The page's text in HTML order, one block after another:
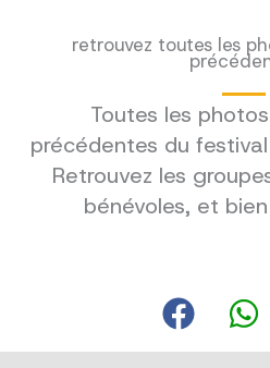
retrouvez toutes les
Toutes les
précédentes du
Retrouvez les
bénévoles, et